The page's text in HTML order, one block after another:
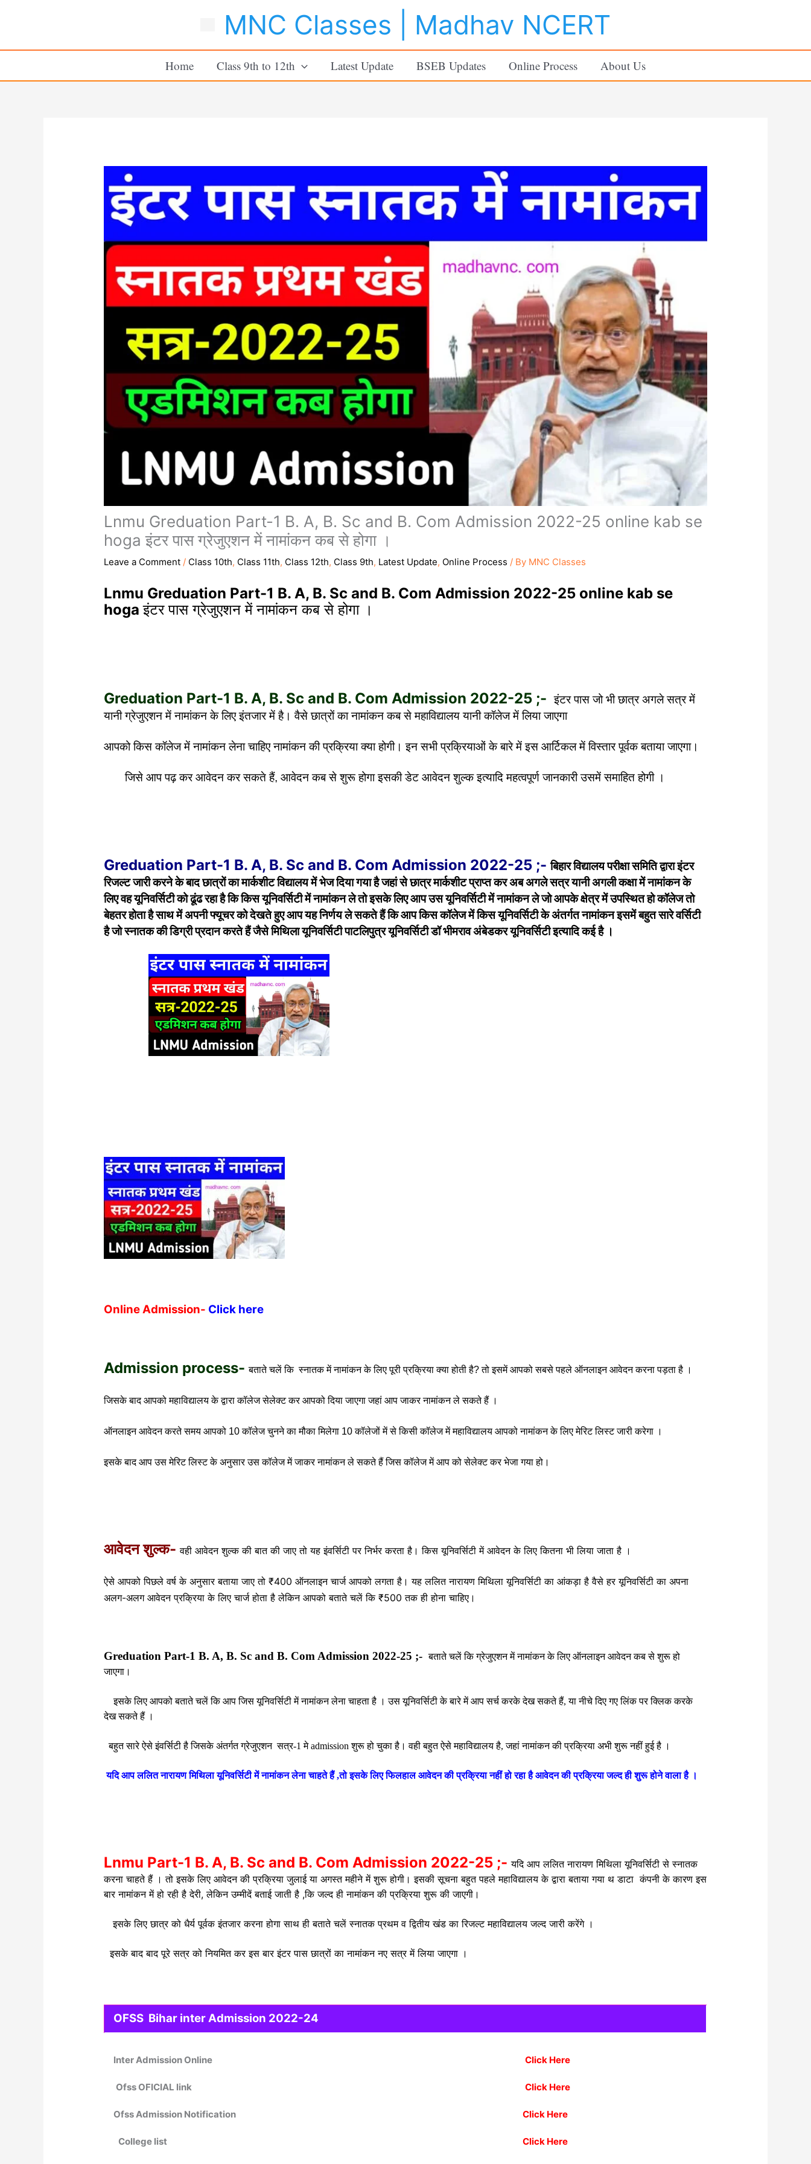
MNC Classes | Madhav NCERT
Home Class 9th to 12th Latest Update BSEB Updates Online Process About Us
Lnmu Greduation Part-1 B. A, B. Sc and B. Com Admission 2022-25 online kab se
hoga इंटर पास ग्रेजुएशन में नामांकन कब से होगा ।
Leave a Comment / Class 10th, Class 11th, Class 12th, Class 9th, Latest Update, Online Process / By MNC Classes
Lnmu Greduation Part-1 B. A, B. Sc and B. Com Admission 2022-25 online kab se
hogaइंटर पास ग्रेजुएशन में नामांकन कब से होगा ।
Greduation Part-1 B. A, B. Sc and B. Com Admission 2022-25 ;-इंटर पास जो भी छात्र अगले सत्र में
यानी ग्रेजुएशन में नामांकन के लिए इंतजार में है। वैसे छात्रों का नामांकन कब से महाविद्यालय यानी कॉलेज में लिया जाएगा
आपको किस कॉलेज में नामांकन लेना चाहिए नामांकन की प्रक्रिया क्या होगी। इन सभी प्रक्रियाओं के बारे में इस आर्टिकल में विस्तार पूर्वक बताया जाएगा।
जिसे आप पढ़ कर आवेदन कर सकते हैं, आवेदन कब से शुरू होगा इसकी डेट आवेदन शुल्क इत्यादि महत्वपूर्ण जानकारी उसमें समाहित होगी ।
Greduation Part-1 B. A, B. Sc and B. Com Admission 2022-25 ;- बिहार विद्यालय परीक्षा समिति द्वारा इंटर
रिजल्ट जारी करने के बाद छात्रों का मार्कशीट विद्यालय में भेज दिया गया है जहां से छात्र मार्कशीट प्राप्त कर अब अगले सत्र यानी अगली कक्षा में नामांकन के
लिए वह यूनिवर्सिटी को ढूंढ रहा है कि किस यूनिवर्सिटी में नामांकन ले तो इसके लिए आप उस यूनिवर्सिटी में नामांकन ले जो आपके क्षेत्र में उपस्थित हो कॉलेज तो
बेहतर होता है साथ में अपनी फ्यूचर को देखते हुए आप यह निर्णय ले सकते हैं कि आप किस कॉलेज में किस यूनिवर्सिटी के अंतर्गत नामांकन इसमें बहुत सारे वर्सिटी
है जो स्नातक की डिग्री प्रदान करते हैं जैसे मिथिला यूनिवर्सिटी पाटलिपुत्र यूनिवर्सिटी डॉ भीमराव अंबेडकर यूनिवर्सिटी इत्यादि कई है ।
Online Admission- Click here
Admission process-बताते चलें कि स्नातक में नामांकन के लिए पूरी प्रक्रिया क्या होती है? तो इसमें आपको सबसे पहले ऑनलाइन आवेदन करना पड़ता है ।
जिसके बाद आपको महाविद्यालय के द्वारा कॉलेज सेलेक्ट कर आपको दिया जाएगा जहां आप जाकर नामांकन ले सकते हैं ।
ऑनलाइन आवेदन करते समय आपको 10 कॉलेज चुनने का मौका मिलेगा 10 कॉलेजों में से किसी कॉलेज में महाविद्यालय आपको नामांकन के लिए मेरिट लिस्ट जारी करेगा ।
इसके बाद आप उस मेरिट लिस्ट के अनुसार उस कॉलेज में जाकर नामांकन ले सकते हैं जिस कॉलेज में आप को सेलेक्ट कर भेजा गया हो।
आवेदन शुल्क-वही आवेदन शुल्क की बात की जाए तो यह इंवर्सिटी पर निर्भर करता है। किस यूनिवर्सिटी में आवेदन के लिए कितना भी लिया जाता है ।
ऐसे आपको पिछले वर्ष के अनुसार बताया जाए तो ₹400 ऑनलाइन चार्ज आपको लगता है। यह ललित नारायण मिथिला यूनिवर्सिटी का आंकड़ा है वैसे हर यूनिवर्सिटी का अपना
अलग-अलग आवेदन प्रक्रिया के लिए चार्ज होता है लेकिन आपको बताते चलें कि ₹500 तक ही होना चाहिए।
Greduation Part-1 B. A, B. Sc and B. Com Admission 2022-25 ;-बताते चलें कि ग्रेजुएशन में नामांकन के लिए ऑनलाइन आवेदन कब से शुरू हो
जाएगा।
इसके लिए आपको बताते चलें कि आप जिस यूनिवर्सिटी में नामांकन लेना चाहता है । उस यूनिवर्सिटी के बारे में आप सर्च करके देख सकते हैं, या नीचे दिए गए लिंक पर क्लिक करके
देख सकते हैं ।
बहुत सारे ऐसे इंवर्सिटी है जिसके अंतर्गत ग्रेजुएशन सत्र-1 मे admission शुरू हो चुका है। वही बहुत ऐसे महाविद्यालय है, जहां नामांकन की प्रक्रिया अभी शुरू नहीं हुई है ।
यदि आप ललित नारायण मिथिला यूनिवर्सिटी में नामांकन लेना चाहते हैं ,तो इसके लिए फिलहाल आवेदन की प्रक्रिया नहीं हो रहा है आवेदन की प्रक्रिया जल्द ही शुरू होने वाला है ।
Lnmu Part-1 B. A, B. Sc and B. Com Admission 2022-25 ;-यदि आप ललित नारायण मिथिला यूनिवर्सिटी से स्नातक
करना चाहते हैं । तो इसके लिए आवेदन की प्रक्रिया जुलाई या अगस्त महीने में शुरू होगी। इसकी सूचना बहुत पहले महाविद्यालय के द्वारा बताया गया थ डाटा कंपनी के कारण इस
बार नामांकन में हो रही है देरी, लेकिन उम्मीदें बताई जाती है ,कि जल्द ही नामांकन की प्रक्रिया शुरू की जाएगी।
इसके लिए छात्र को धैर्य पूर्वक इंतजार करना होगा साथ ही बताते चलें स्नातक प्रथम व द्वितीय खंड का रिजल्ट महाविद्यालय जल्द जारी करेंगे ।
इसके बाद बाद पूरे सत्र को नियमित कर इस बार इंटर पास छात्रों का नामांकन नए सत्र में लिया जाएगा ।
OFSS Bihar inter Admission 2022-24
Inter Admission Online Click Here
Ofss OFICIAL link Click Here
Ofss Admission Notification Click Here
College list Click Here